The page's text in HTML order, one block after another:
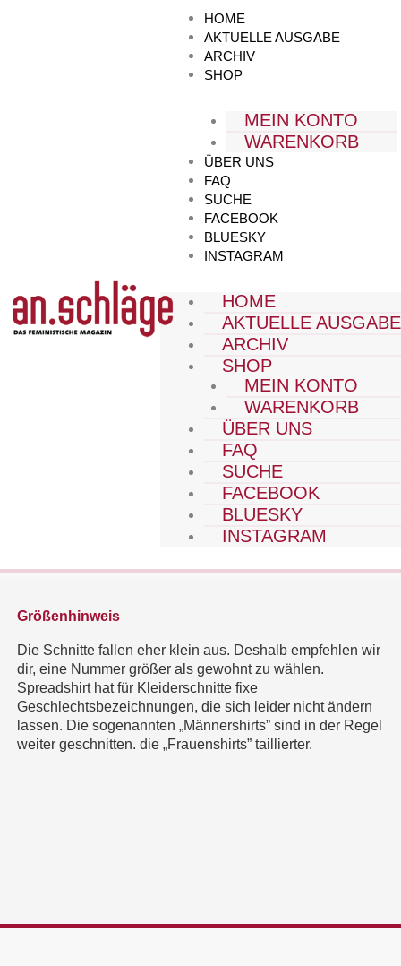
HOME
AKTUELLE AUSGABE
ARCHIV
SHOP
MEIN KONTO
WARENKORB
ÜBER UNS
FAQ
SUCHE
FACEBOOK
BLUESKY
INSTAGRAM
HOME
AKTUELLE AUSGABE
ARCHIV
SHOP
MEIN KONTO
WARENKORB
ÜBER UNS
FAQ
SUCHE
FACEBOOK
BLUESKY
INSTAGRAM
Größenhinweis
Die Schnitte fallen eher klein aus. Deshalb empfehlen wir
dir, eine Nummer größer als gewohnt zu wählen.
Spreadshirt hat für Kleiderschnitte fixe
Geschlechtsbezeichnungen, die sich leider nicht ändern
lassen. Die sogenannten „Männershirts” sind in der Regel
weiter geschnitten. die „Frauenshirts” taillierter.